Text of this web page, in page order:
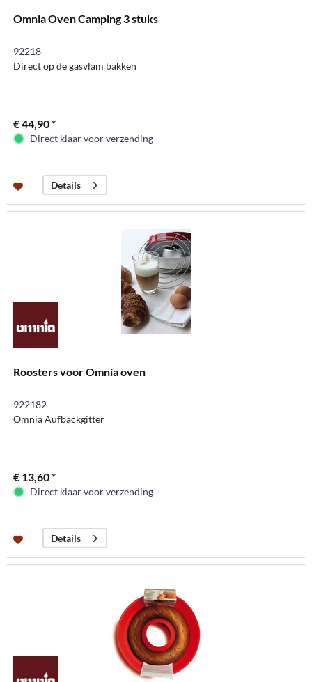
Omnia Oven Camping 3 stuks
92218
Direct op de gasvlam bakken
€ 44,90 *
Direct klaar voor verzending
Details
Roosters voor Omnia oven
922182
Omnia Aufbackgitter
€ 13,60 *
Direct klaar voor verzending
Details